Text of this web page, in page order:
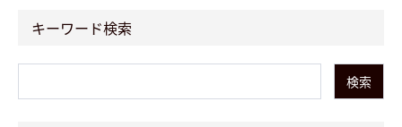
キーワード検索
検索